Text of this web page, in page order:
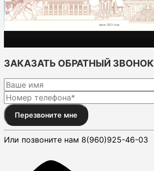
ЗАКАЗАТЬ ОБРАТНЫЙ ЗВОНОК
Перезвоните мне
Или позвоните нам 8(960)925-46-03